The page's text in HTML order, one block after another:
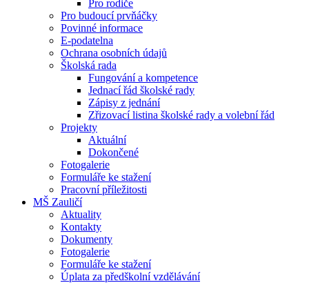
Pro rodiče
Pro budoucí prvňáčky
Povinné informace
E-podatelna
Ochrana osobních údajů
Školská rada
Fungování a kompetence
Jednací řád školské rady
Zápisy z jednání
Zřizovací listina školské rady a volební řád
Projekty
Aktuální
Dokončené
Fotogalerie
Formuláře ke stažení
Pracovní příležitosti
MŠ Zauličí
Aktuality
Kontakty
Dokumenty
Fotogalerie
Formuláře ke stažení
Úplata za předškolní vzdělávání